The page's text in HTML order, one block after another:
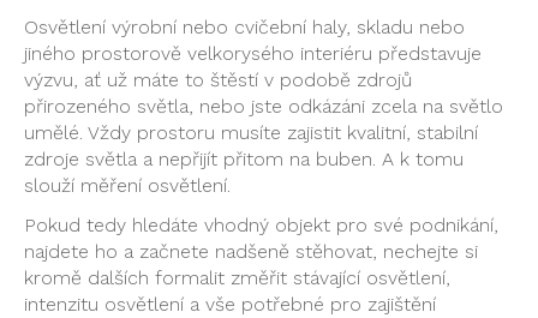
Osvětlení výrobní nebo cvičební haly, skladu nebo
jiného prostorově velkorysého interiéru představuje
výzvu, ať už máte to štěstí v podobě zdrojů
přirozeného světla, nebo jste odkázáni zcela na světlo
umělé. Vždy prostoru musíte zajistit kvalitní, stabilní
zdroje světla a nepřijít přitom na buben. A k tomu
slouží měření osvětlení.
Pokud tedy hledáte vhodný objekt pro své podnikání,
najdete ho a začnete nadšeně stěhovat, nechejte si
kromě dalších formalit změřit stávající osvětlení,
intenzitu osvětlení a vše potřebné pro zajištění